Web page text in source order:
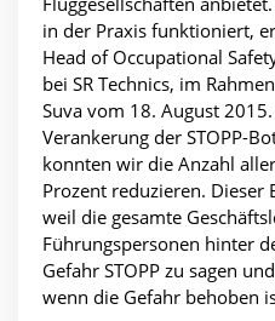
in der Praxis funktioniert,
Head of Occupational
bei SR Technics, im
Suva vom 18. August
Verankerung der STOPP-
konnten wir die Anzahl
Prozent reduzieren. Dieser
weil die gesamte
Führungspersonen hinter
Gefahr STOPP zu sagen
wenn die Gefahr behoben